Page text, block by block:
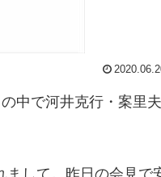
の中で河井克行・案里
まして。昨日の会見で